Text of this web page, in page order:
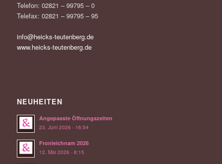
Telefon: 02821 – 99795 – 0
Telefax: 02821 – 99795 – 95
info@heicks-teutenberg.de
www.heicks-teutenberg.de
NEUHEITEN
Angepasste Öffnungszeiten
23. Juni 2026 - 16:54
Fronleichnam 2026
12. Mai 2026 - 8:15